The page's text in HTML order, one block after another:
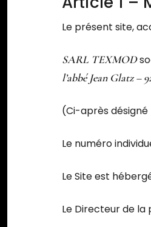
Le présent site,
SARL TEXMOD
l’abbé Jean Glatz –
(Ci-après désigné
Le numéro
Le Site est
Le Directeur de la